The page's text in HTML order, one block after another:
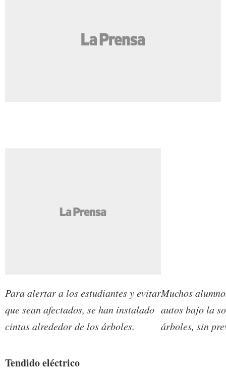
Para alertar a los estudiantes y evitar
que sean afectados, se han instalado
cintas alrededor de los árboles.
Muchos
autos bajo la
árboles, sin
Tendido eléctrico